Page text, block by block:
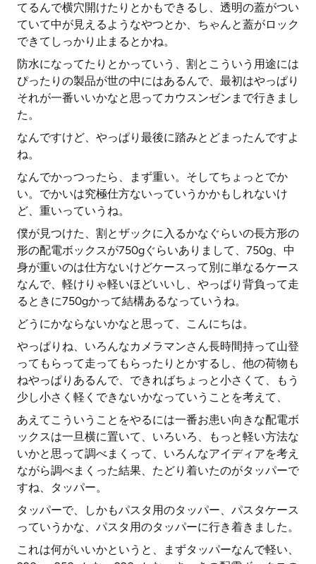
てるんで横穴開けたりとかもできるし、透明の蓋がつい
ていて中が見えるようなやつとか、ちゃんと蓋がロック
できてしっかり止まるとかね。
防水になってたりとかっていう、割とこういう用途には
ぴったりの製品が世の中にはあるんで、最初はやっぱり
それが一番いいかなと思ってカウスンゼンまで行きまし
た。
なんですけど、やっぱり最後に踏みとどまったんですよ
ね。
なんでかっつったら、まず重い。そしてちょっとでか
い。でかいは究極仕方ないっていうかかもしれないけ
ど、重いっていうね。
僕が見つけた、割とザックに入るかなぐらいの長方形の
形の配電ボックスが750gぐらいありまして、750g、中
身が重いのは仕方ないけどケースって別に単なるケース
なんで、軽けりゃ軽いほどいいし、やっぱり背負って走
るときに750gかって結構あるなっていうね。
どうにかならないかなと思って、こんにちは。
やっぱりね、いろんなカメラマンさん長時間持って山登
ってもらって走ってもらったりとかするし、他の荷物も
ねやっぱりあるんで、できればちょっと小さくて、もう
少し小さく軽くできないかなっていうことを考えて、
あえてこういうことをやるには一番お患い向きな配電ボ
ックスは一旦横に置いて、いろいろ、もっと軽い方法な
いかと思って調べまくって、いろんなアイディアを考え
ながら調べまくった結果、たどり着いたのがタッパーで
すね、タッパー。
タッパーで、しかもパスタ用のタッパー、パスタケース
っていうかな、パスタ用のタッパーに行き着きました。
これは何がいいかというと、まずタッパーなんで軽い、